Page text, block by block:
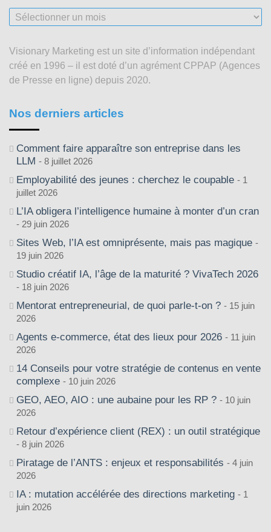
Nos
articles
2003
Visionary Marketing est un site d’information indépendant
créé en 1996 – il est doté d’un agrément CPPAP (Agences
de Presse en ligne) depuis 2020.
Nos derniers articles
Comment faire apparaître son entreprise dans les
LLM
8 juillet 2026
Employabilité des jeunes : cherchez le coupable
1
juillet 2026
L’IA obligera l’intelligence humaine à monter d’un cran
29 juin 2026
Sites Web, l’IA est omniprésente, mais pas magique
19 juin 2026
Studio créatif IA, l’âge de la maturité ? VivaTech 2026
18 juin 2026
Mentorat entrepreneurial, de quoi parle-t-on ?
15 juin
2026
Agents e-commerce, état des lieux pour 2026
11 juin
2026
14 Conseils pour votre stratégie de contenus en vente
complexe
10 juin 2026
GEO, AEO, AIO : une aubaine pour les RP ?
10 juin
2026
Retour d’expérience client (REX) : un outil stratégique
8 juin 2026
Piratage de l’ANTS : enjeux et responsabilités
4 juin
2026
IA : mutation accélérée des directions marketing
1
juin 2026